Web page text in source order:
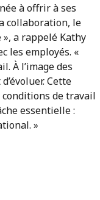
à offrir à ses
collaboration, le
a rappelé Kathy
les employés. «
À l’image des
Cette
de travail
essentielle :
»